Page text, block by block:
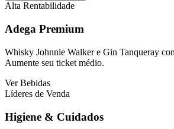
Alta Rentabilidade
Adega Premium
Whisky Johnnie Walker e Gin Tanqueray
Aumente seu ticket médio.
Ver Bebidas
Líderes de Venda
Higiene & Cuidados